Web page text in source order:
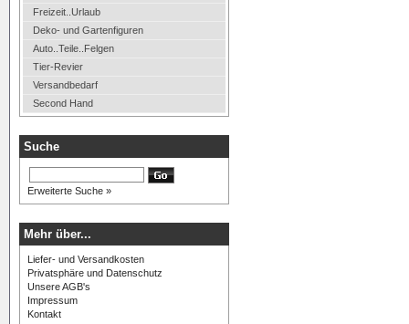
Freizeit..Urlaub
Deko- und Gartenfiguren
Auto..Teile..Felgen
Tier-Revier
Versandbedarf
Second Hand
Suche
Erweiterte Suche »
Mehr über...
Liefer- und Versandkosten
Privatsphäre und Datenschutz
Unsere AGB's
Impressum
Kontakt